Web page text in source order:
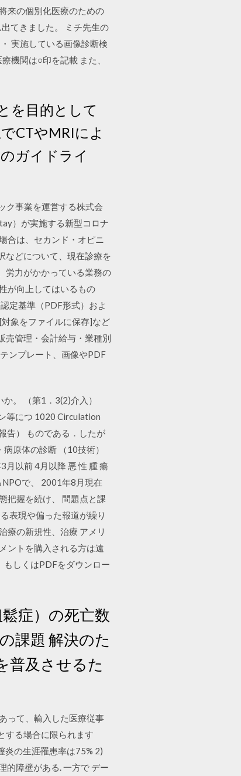
来の個別化医療のための
てきました。 ミチ先生の
実施している画像診断検
機関は○印を記載 また、
を目的として
CTやMRIによ
ガイドライ
ク事業を運営する株式会
）が実施する新型コロナ
合は、セカンド・オピニ
などについて、現在診療を
労力がかかっている業務の
が向上してはいるもの
定基準（PDF形式）およ
象をファイルに保存]など
売管理・会計給与・業種別
ンプレート、画像やPDF
。 （第1．3(2)介入）
等につ 1020 Circulation
告） ものである．したが
原体の診断 （10技術）
月以前 4月以降 悪 性 腫 瘍
NPOで、 2001年8月現在
把握を続け、 問題点と課
表現や偏った報道が繰り
療の新規性、治療 アメリ
ントを購入される方は遠
しくはPDFをダウンロー
症）の死亡数
課題 解決のた
普及させるた
って、輸入した医療従事
する場合に限られます
炎の生涯罹患率は75% 2)
的障壁がある. 一方で デー